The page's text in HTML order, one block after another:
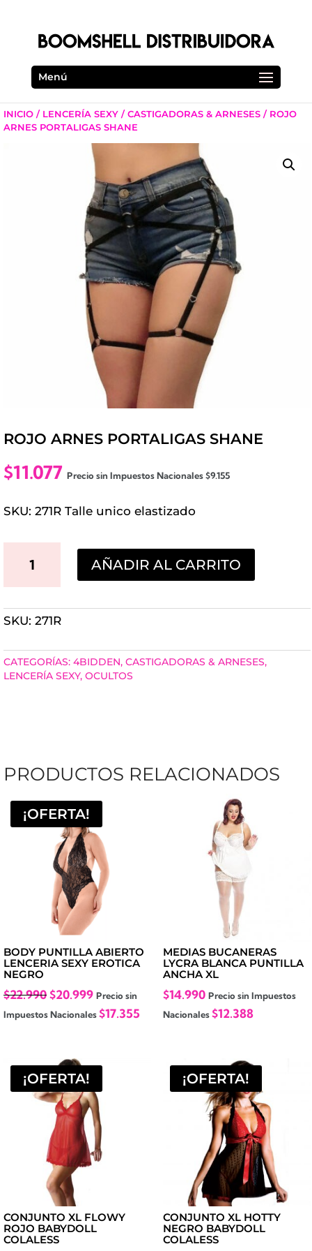
Menú
INICIO / LENCERÍA SEXY /CASTIGADORAS & ARNESES / ROJO
ARNES PORTALIGAS SHANE
ROJO ARNES PORTALIGAS SHANE
$11.077 Precio sin Impuestos Nacionales$9.155
SKU: 271R Talle unico elastizado
SHANE
CANTIDAD
AÑADIR AL CARRITO
SKU: 271R
CATEGORÍAS: 4BIDDEN, CASTIGADORAS & ARNESES,
LENCERÍA SEXY, OCULTOS
PRODUCTOS RELACIONADOS
¡OFERTA!
BODY PUNTILLA ABIERTO
LENCERIA SEXY EROTICA
NEGRO
$22.990El
precio
$22.990.
$20.999El
precio
$20.999.
Precio sin
Impuestos Nacionales$17.355
MEDIAS BUCANERAS
LYCRA BLANCA PUNTILLA
ANCHA XL
$14.990 Precio sin Impuestos
Nacionales$12.388
¡OFERTA!
CONJUNTO XL FLOWY
ROJO BABYDOLL
COLALESS
¡OFERTA!
CONJUNTO XL HOTTY
NEGRO BABYDOLL
COLALESS